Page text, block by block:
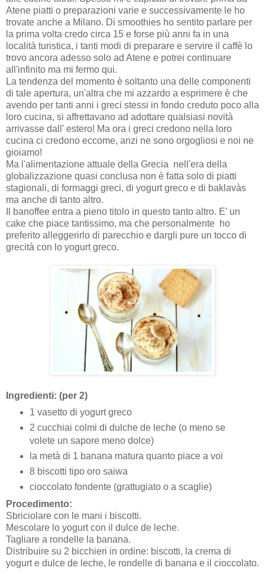
Atene piatti o preparazioni varie e successivamente le ho
trovate anche a Milano. Di smoothies ho sentito parlare per
la prima volta credo circa 15 e forse più anni fa in una
località turistica, i tanti modi di preparare e servire il caffè lo
trovo ancora adesso solo ad Atene e potrei continuare
all'infinito ma mi fermo qui.
La tendenza del momento è soltanto una delle componenti
di tale apertura, un'altra che mi azzardo a esprimere è che
avendo per tanti anni i greci stessi in fondo creduto poco alla
loro cucina, si affrettavano ad adottare qualsiasi novità
arrivasse dall' estero! Ma ora i greci credono nella loro
cucina ci credono eccome, anzi ne sono orgogliosi e noi ne
gioiamo!
Ma l'alimentazione attuale della Grecia nell'era della
globalizzazione quasi conclusa non è fatta solo di piatti
stagionali, di formaggi greci, di yogurt greco e di baklavàs
ma anche di tanto altro.
Il banoffee entra a pieno titolo in questo tanto altro. E' un
cake che piace tantissimo, ma che personalmente ho
preferito alleggerirlo di parecchio e dargli pure un tocco di
grecità con lo yogurt greco.
Ingredienti: (per 2)
1 vasetto di yogurt greco
2 cucchiai colmi di dulche de leche (o meno se
volete un sapore meno dolce)
la metà di 1 banana matura quanto piace a voi
8 biscotti tipo oro saiwa
cioccolato fondente (grattugiato o a scaglie)
Procedimento:
Sbriciolare con le mani i biscotti.
Mescolare lo yogurt con il dulce de leche.
Tagliare a rondelle la banana.
Distribuire su 2 bicchieri in ordine: biscotti, la crema di
yogurt e dulce de leche, le rondelle di banana e il cioccolato.